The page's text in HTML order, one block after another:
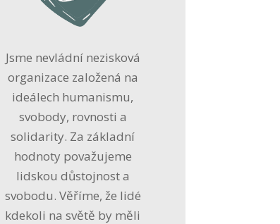
Jsme nevládní nezisková
organizace založená na
ideálech humanismu,
svobody, rovnosti a
solidarity. Za základní
hodnoty považujeme
lidskou důstojnost a
svobodu. Věříme, že lidé
kdekoli na světě by měli